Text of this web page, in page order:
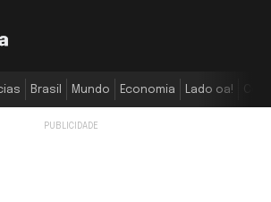
Brasil Mundo Economia Lado oa!